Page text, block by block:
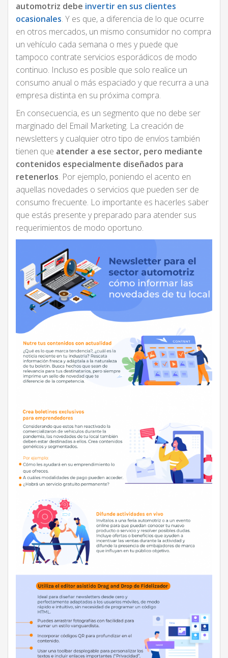
automotriz debe invertir en sus clientes
ocasionales. Y es que, a diferencia de lo que ocurre
en otros mercados, un mismo consumidor no compra
un vehículo cada semana o mes y puede que
tampoco contrate servicios esporádicos de modo
continuo. Incluso es posible que solo realice un
consumo anual o más espaciado y que recurra a una
empresa distinta en su próxima compra.
En consecuencia, es un segmento que no debe ser
marginado del Email Marketing. La creación de
newsletters y cualquier otro tipo de envíos también
tienen que atender a ese sector, pero mediante
contenidos especialmente diseñados para
retenerlos. Por ejemplo, poniendo el acento en
aquellas novedades o servicios que pueden ser de
consumo frecuente. Lo importante es hacerles saber
que estás presente y preparado para atender sus
requerimientos de modo oportuno.